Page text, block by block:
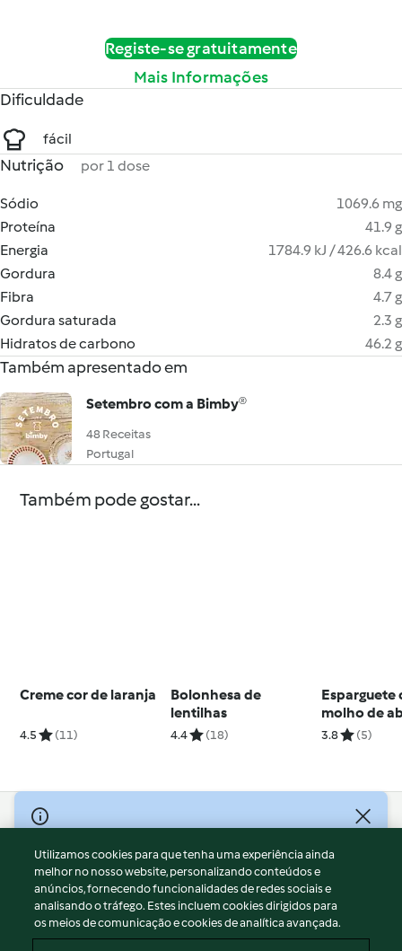
Registe-se gratuitamente
Mais Informações
Dificuldade
fácil
Nutrição por 1 dose
Sódio
1069.6 mg
Proteína
41.9 g
Energia
1784.9 kJ / 426.6 kcal
Gordura
8.4 g
Fibra
4.7 g
Gordura saturada
2.3 g
Hidratos de carbono
46.2 g
Também apresentado em
Setembro com a Bimby®
48 Receitas
Portugal
Também pode gostar...
Creme cor de laranja
4.5 (11)
Bolonhesa de
lentilhas
4.4 (18)
Esparguete
molho de
avelã
3.8 (5)
© Copyright 2026
Termos de Utilização
Aviso sobre Proteção de Dados
Aviso
Apoio legal
Utilizamos cookies para que tenha uma experiência ainda
melhor no nosso website, personalizando conteúdos e
anúncios, fornecendo funcionalidades de redes sociais e
analisando o tráfego. Estes incluem cookies dirigidos para
os meios de comunicação e cookies de analítica avançada.